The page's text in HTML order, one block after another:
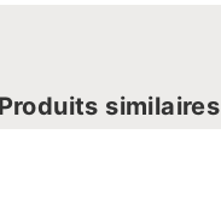
Produits similaires